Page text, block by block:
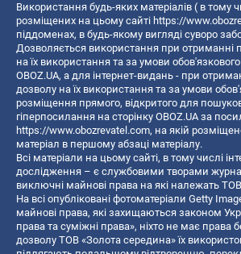
Використання будь-яких матеріалів ( в тому
розміщених на цьому сайті https://
піддоменах, в будь-якому вигляді суворо
Дозволяється використання при отриманні
на їх використання та за умови
OBOZ.UA, а для інтернет-видань - при
дозволу на їх використання та за умови
розміщення прямого, відкритого для
гіперпосилання на сторінку OBOZ.UA за
https://www.obozrevatel.com, на якій
матеріал в першому абзаці матеріалу.
Всі матеріали на цьому сайті, в тому числі
дослідження – є службовими творами
виключні майнові права на які належать
На всі опубліковані фотоматеріали Getty
майнові права, які захищаються законом
права та суміжні права», ніхто не має права
дозволу ТОВ «Золота середина» їх